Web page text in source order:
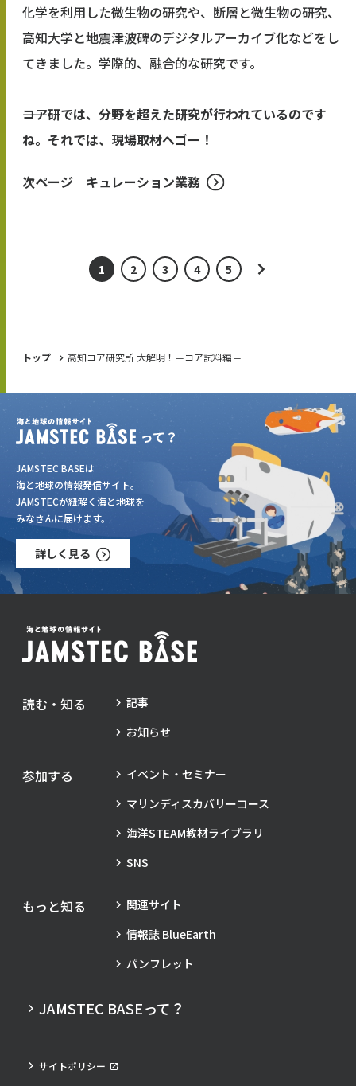
化学を利用した微生物の研究や、断層と微生物の研究、
高知大学と地震津波碑のデジタルアーカイブ化などをし
てきました。学際的、融合的な研究です。
――コア研では、分野を超えた研究が行われているのです
ね。それでは、現場取材へゴー！
次ページ キュレーション業務
1 2 3 4 5
トップ 高知コア研究所 大解明！＝コア試料編＝
JAMSTEC BASEは
海と地球の情報発信サイト。
JAMSTECが紐解く海と地球を
みなさんに届けます。
詳しく見る
読む・知る
記事
お知らせ
参加する
イベント・セミナー
マリンディスカバリーコース
海洋STEAM教材ライブラリ
SNS
もっと知る
関連サイト
情報誌 BlueEarth
パンフレット
JAMSTEC BASEって？
サイトポリシー